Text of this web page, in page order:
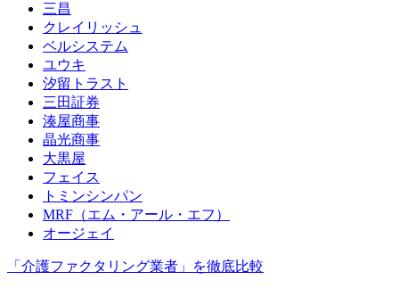
三昌
クレイリッシュ
ベルシステム
ユウキ
汐留トラスト
三田証券
湊屋商事
晶光商事
大黒屋
フェイス
トミンシンパン
MRF（エム・アール・エフ）
オージェイ
「介護ファクタリング業者」を徹底比較